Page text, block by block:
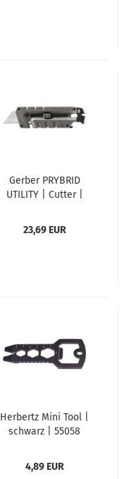
Gerber PRYBRID
UTILITY | Cutter |
23,69 EUR
Herbertz Mini Tool |
schwarz | 55058
4,89 EUR